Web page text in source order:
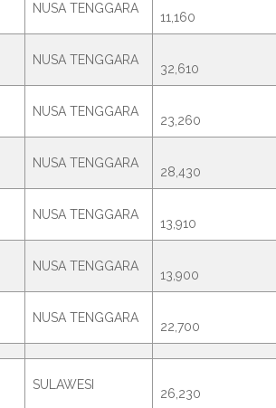
NUSA TENGGARA
11,160
NUSA TENGGARA
32,610
NUSA TENGGARA
23,260
NUSA TENGGARA
28,430
NUSA TENGGARA
13,910
NUSA TENGGARA
13,900
NUSA TENGGARA
22,700
SULAWESI
26,230